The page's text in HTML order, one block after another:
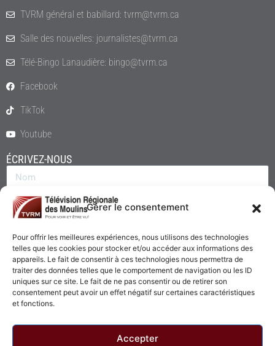
Gérer le consentement
Pour offrir les meilleures expériences, nous utilisons des technologies
telles que les cookies pour stocker et/ou accéder aux informations des
appareils. Le fait de consentir à ces technologies nous permettra de
traiter des données telles que le comportement de navigation ou les ID
uniques sur ce site. Le fait de ne pas consentir ou de retirer son
consentement peut avoir un effet négatif sur certaines caractéristiques
et fonctions.
Accepter
TVRM général et babillard: tvrm@tvrm.ca
Salle des nouvelles: journalistes@tvrm.ca
Télé-Bingo Lanaudière: bingo@tvrm.ca
Facebook
TikTok
Youtube
ÉCRIVEZ-NOUS